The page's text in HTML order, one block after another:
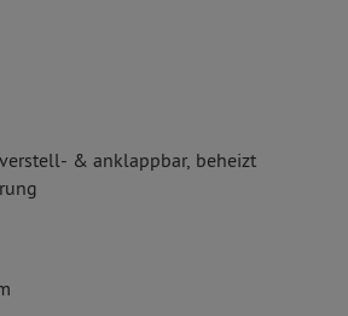
& anklappbar, beheizt